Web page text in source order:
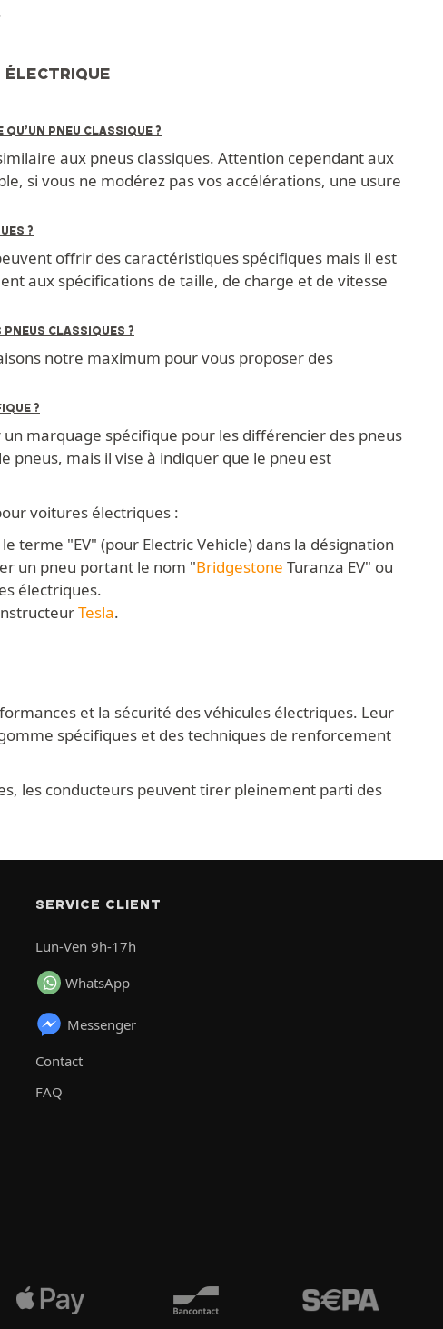
PNEU CLASSIQUE ?
aux pneus classiques. Attention cependant aux
si vous ne modérez pas vos accélérations, une usure
?
offrir des caractéristiques spécifiques mais il est
aux spécifications de taille, de charge et de vitesse
CLASSIQUES ?
notre maximum pour vous proposer des
?
marquage spécifique pour les différencier des pneus
pneus, mais il vise à indiquer que le pneu est
voitures électriques :
terme "EV" (pour Electric Vehicle) dans la désignation
un pneu portant le nom "Bridgestone Turanza EV" ou
électriques.
Tesla.
et la sécurité des véhicules électriques. Leur
spécifiques et des techniques de renforcement
les conducteurs peuvent tirer pleinement parti des
SERVICE CLIENT
Lun-Ven 9h-17h
WhatsApp
Messenger
Contact
FAQ